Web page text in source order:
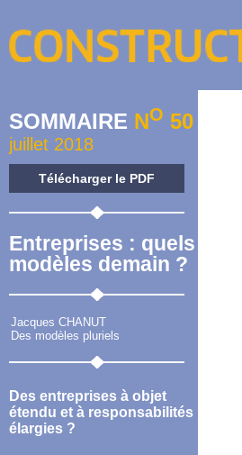
SOMMAIRE NO 50
juillet 2018
Télécharger le PDF
Entreprises : quels
modèles demain ?
Jacques CHANUT
Des modèles pluriels
Des entreprises à objet
étendu et à responsabilités
élargies ?